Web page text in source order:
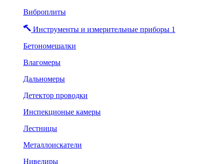
Виброплиты
Инструменты и измерительные приборы 1
Бетономешалки
Влагомеры
Дальномеры
Детектор проводки
Инспекционые камеры
Лестницы
Металлоискатели
Нивелиры